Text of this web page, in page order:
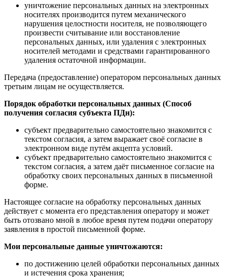
уничтожение персональных данных на электронных
носителях производится путем механического
нарушения целостности носителя, не позволяющего
произвести считывание или восстановление
персональных данных, или удаления с электронных
носителей методами и средствами гарантированного
удаления остаточной информации.
Передача (предоставление) оператором персональных данных
третьим лицам не осуществляется.
Порядок обработки персональных данных (Способ
получения согласия субъекта ПДн):
субъект предварительно самостоятельно знакомится с
текстом согласия, а затем выражает своё согласие в
электронном виде путём акцепта условий.
субъект предварительно самостоятельно знакомится с
текстом согласия, а затем даёт письменное согласие на
обработку своих персональных данных в письменной
форме.
Настоящее согласие на обработку персональных данных
действует с момента его представления оператору и может
быть отозвано мной в любое время путем подачи оператору
заявления в простой письменной форме.
Мои персональные данные уничтожаются:
по достижению целей обработки персональных данных
и истечения срока хранения;